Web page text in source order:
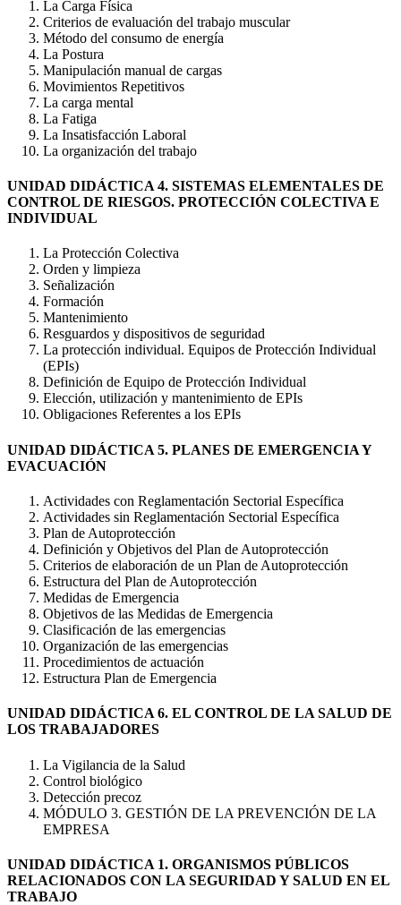
La Carga Física
Criterios de evaluación del trabajo muscular
Método del consumo de energía
La Postura
Manipulación manual de cargas
Movimientos Repetitivos
La carga mental
La Fatiga
La Insatisfacción Laboral
La organización del trabajo
UNIDAD DIDÁCTICA 4. SISTEMAS ELEMENTALES DE
CONTROL DE RIESGOS. PROTECCIÓN COLECTIVA E
INDIVIDUAL
La Protección Colectiva
Orden y limpieza
Señalización
Formación
Mantenimiento
Resguardos y dispositivos de seguridad
La protección individual. Equipos de Protección Individual
(EPIs)
Definición de Equipo de Protección Individual
Elección, utilización y mantenimiento de EPIs
Obligaciones Referentes a los EPIs
UNIDAD DIDÁCTICA 5. PLANES DE EMERGENCIA Y
EVACUACIÓN
Actividades con Reglamentación Sectorial Específica
Actividades sin Reglamentación Sectorial Específica
Plan de Autoprotección
Definición y Objetivos del Plan de Autoprotección
Criterios de elaboración de un Plan de Autoprotección
Estructura del Plan de Autoprotección
Medidas de Emergencia
Objetivos de las Medidas de Emergencia
Clasificación de las emergencias
Organización de las emergencias
Procedimientos de actuación
Estructura Plan de Emergencia
UNIDAD DIDÁCTICA 6. EL CONTROL DE LA SALUD DE
LOS TRABAJADORES
La Vigilancia de la Salud
Control biológico
Detección precoz
MÓDULO 3. GESTIÓN DE LA PREVENCIÓN DE LA
EMPRESA
UNIDAD DIDÁCTICA 1. ORGANISMOS PÚBLICOS
RELACIONADOS CON LA SEGURIDAD Y SALUD EN EL
TRABAJO